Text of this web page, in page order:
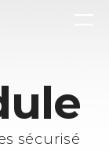
sécurisé